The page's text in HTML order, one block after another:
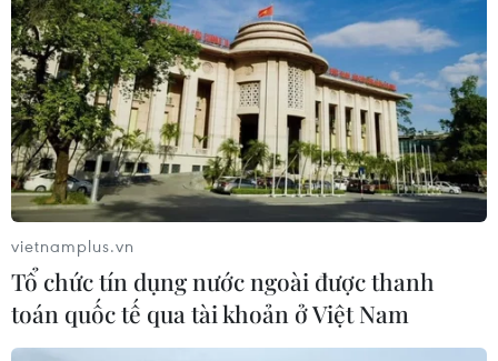
vietnamplus.vn
Tổ chức tín dụng nước ngoài được thanh
toán quốc tế qua tài khoản ở Việt Nam